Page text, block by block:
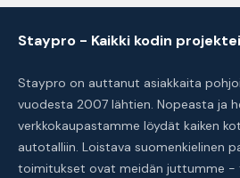
Staypro - Kaikki kodin
Staypro on auttanut asiakkaita
vuodesta 2007 lähtien. Nopeasta ja
verkkokaupastamme löydät kaiken
autotalliin. Loistava suomenkielinen
toimitukset ovat meidän juttumme -